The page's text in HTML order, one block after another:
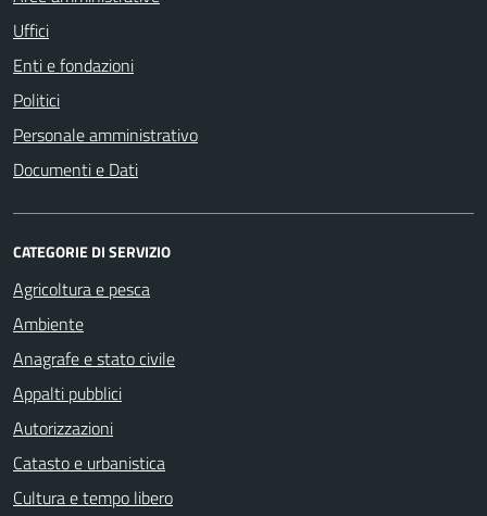
Uffici
Enti e fondazioni
Politici
Personale amministrativo
Documenti e Dati
CATEGORIE DI SERVIZIO
Agricoltura e pesca
Ambiente
Anagrafe e stato civile
Appalti pubblici
Autorizzazioni
Catasto e urbanistica
Cultura e tempo libero